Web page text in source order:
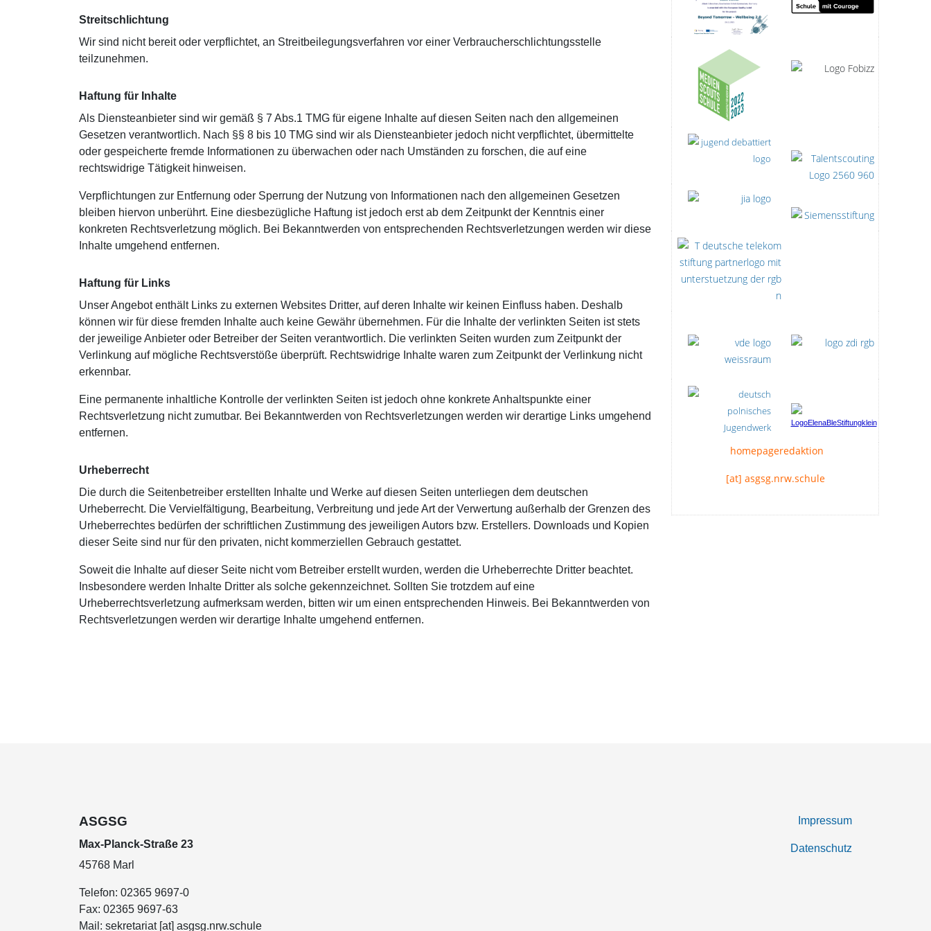
Streitschlichtung
Wir sind nicht bereit oder verpflichtet, an Streitbeilegungsverfahren vor einer Verbraucherschlichtungsstelle
teilzunehmen.
Haftung für Inhalte
Als Diensteanbieter sind wir gemäß § 7 Abs.1 TMG für eigene Inhalte auf diesen Seiten nach den allgemeinen
Gesetzen verantwortlich. Nach §§ 8 bis 10 TMG sind wir als Diensteanbieter jedoch nicht verpflichtet, übermittelte
oder gespeicherte fremde Informationen zu überwachen oder nach Umständen zu forschen, die auf eine
rechtswidrige Tätigkeit hinweisen.
Verpflichtungen zur Entfernung oder Sperrung der Nutzung von Informationen nach den allgemeinen Gesetzen
bleiben hiervon unberührt. Eine diesbezügliche Haftung ist jedoch erst ab dem Zeitpunkt der Kenntnis einer
konkreten Rechtsverletzung möglich. Bei Bekanntwerden von entsprechenden Rechtsverletzungen werden wir diese
Inhalte umgehend entfernen.
Haftung für Links
Unser Angebot enthält Links zu externen Websites Dritter, auf deren Inhalte wir keinen Einfluss haben. Deshalb
können wir für diese fremden Inhalte auch keine Gewähr übernehmen. Für die Inhalte der verlinkten Seiten ist stets
der jeweilige Anbieter oder Betreiber der Seiten verantwortlich. Die verlinkten Seiten wurden zum Zeitpunkt der
Verlinkung auf mögliche Rechtsverstöße überprüft. Rechtswidrige Inhalte waren zum Zeitpunkt der Verlinkung nicht
erkennbar.
Eine permanente inhaltliche Kontrolle der verlinkten Seiten ist jedoch ohne konkrete Anhaltspunkte einer
Rechtsverletzung nicht zumutbar. Bei Bekanntwerden von Rechtsverletzungen werden wir derartige Links umgehend
entfernen.
Urheberrecht
Die durch die Seitenbetreiber erstellten Inhalte und Werke auf diesen Seiten unterliegen dem deutschen
Urheberrecht. Die Vervielfältigung, Bearbeitung, Verbreitung und jede Art der Verwertung außerhalb der Grenzen des
Urheberrechtes bedürfen der schriftlichen Zustimmung des jeweiligen Autors bzw. Erstellers. Downloads und Kopien
dieser Seite sind nur für den privaten, nicht kommerziellen Gebrauch gestattet.
Soweit die Inhalte auf dieser Seite nicht vom Betreiber erstellt wurden, werden die Urheberrechte Dritter beachtet.
Insbesondere werden Inhalte Dritter als solche gekennzeichnet. Sollten Sie trotzdem auf eine
Urheberrechtsverletzung aufmerksam werden, bitten wir um einen entsprechenden Hinweis. Bei Bekanntwerden von
Rechtsverletzungen werden wir derartige Inhalte umgehend entfernen.
homepageredaktion
[at] asgsg.nrw.schule
ASGSG
Max-Planck-Straße 23
45768 Marl
Telefon: 02365 9697-0
Fax: 02365 9697-63
Mail: sekretariat [at] asgsg.nrw.schule
Impressum
Datenschutz